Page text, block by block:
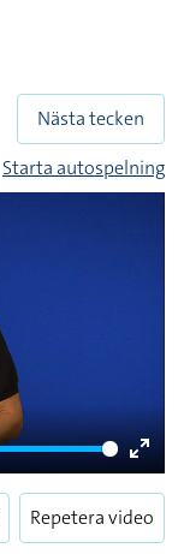
Nästa tecken
Starta autospelning
Enter
Repetera video